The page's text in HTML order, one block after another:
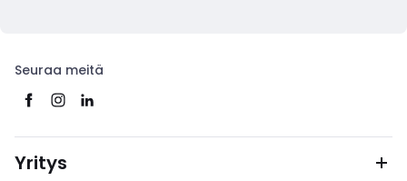
Seuraa meitä
Yritys